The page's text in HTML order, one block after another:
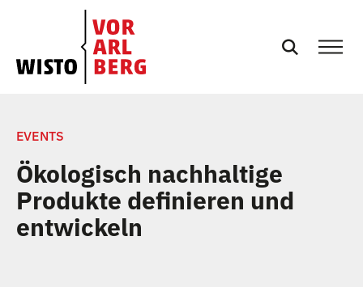
EVENTS
NEWS
EVENTS
Ökologisch nachhaltige
Produkte definieren und
entwickeln